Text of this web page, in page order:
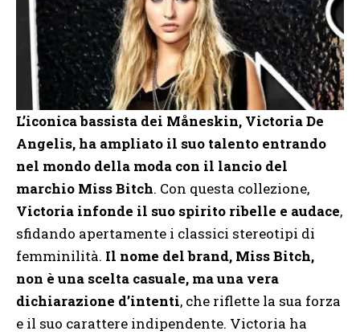
L’iconica bassista dei Måneskin, Victoria De
Angelis, ha ampliato il suo talento entrando
nel mondo della moda con il lancio del
marchio Miss Bitch. Con questa collezione,
Victoria infonde il suo spirito ribelle e audace,
sfidando apertamente i classici stereotipi di
femminilità. Il nome del brand, Miss Bitch,
non è una scelta casuale, ma una vera
dichiarazione d’intenti, che riflette la sua forza
e il suo carattere indipendente. Victoria ha